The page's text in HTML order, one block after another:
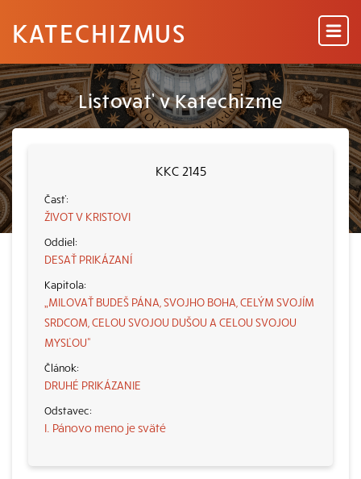
KATECHIZMUS
Listovať v Katechizme
KKC 2145
ŽIVOT V KRISTOVI
DESAŤ PRIKÁZANÍ
„MILOVAŤ BUDEŠ PÁNA, SVOJHO BOHA, CELÝM SVOJÍM
SRDCOM, CELOU SVOJOU DUŠOU A CELOU SVOJOU
MYSĽOU“
DRUHÉ PRIKÁZANIE
I. Pánovo meno je sväté